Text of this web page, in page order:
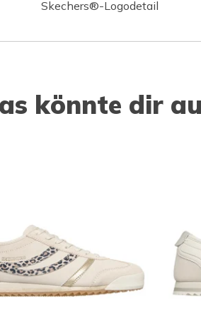
Skechers®-Logodetail
könnte dir